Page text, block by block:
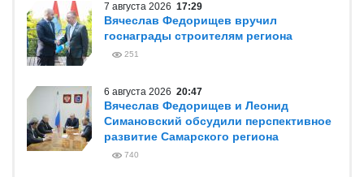
7 августа 2026 17:29
Вячеслав Федорищев вручил
госнаграды строителям региона
251
6 августа 2026 20:47
Вячеслав Федорищев и Леонид
Симановский обсудили перспективное
развитие Самарского региона
740